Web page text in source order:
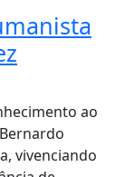
ao
vivenciando